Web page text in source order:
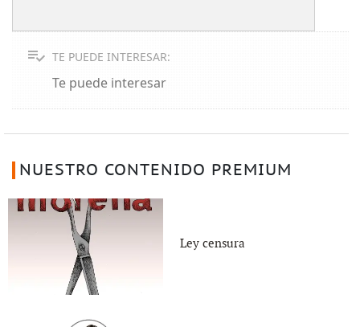
TE PUEDE INTERESAR:
Te puede interesar
NUESTRO CONTENIDO PREMIUM
Ley censura